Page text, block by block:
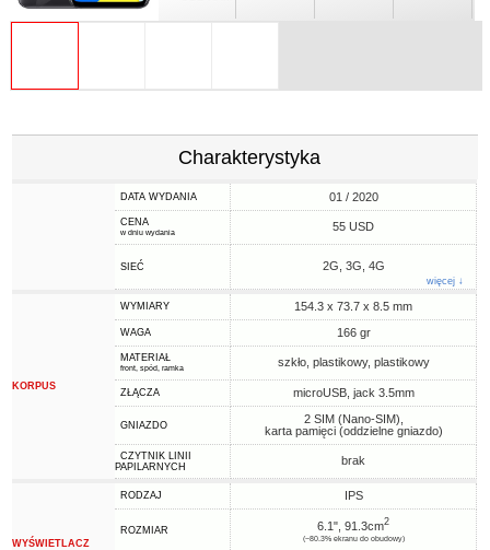
Charakterystyka
DATA WYDANIA 01 / 2020
CENA
w dniu wydania 55 USD
SIEĆ 2G, 3G, 4G
więcej ↓
KORPUS
WYMIARY 154.3 x 73.7 x 8.5 mm
WAGA 166 gr
MATERIAŁ
front, spód, ramka szkło, plastikowy, plastikowy
ZŁĄCZA microUSB, jack 3.5mm
GNIAZDO
2 SIM (Nano-SIM),
karta pamięci (oddzielne gniazdo)
CZYTNIK LINII
PAPILARNYCH
brak
WYŚWIETLACZ
RODZAJ IPS
ROZMIAR 6.1", 91.3cm2
(~80.3% ekranu do obudowy)